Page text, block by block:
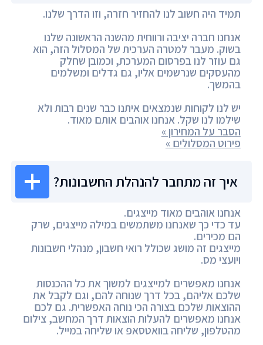
תמיד היה חשוב לנו להחזיר חזרה, וזו הדרך שלנו.
אנחנו חברה יציבה ורווחית מהשנה הראשונה שלנו
בשוק. מעבר למטרה הערכית של המסלול הזה, הוא
גם עוזר לנו בפרסום המערכת, וכמובן שחלק
מהעסקים שנרשמים אליו, גם גדלים ומשלמים
בהמשך.
יש לנו לקוחות שנמצאים איתנו כבר שנים רבות ולא
שילמו לנו שקל. אנחנו אוהבים אותם מאוד.
הסבר על המחירון »
פירוט המסלולים »
איך זה מתחבר להנהלת החשבונות?
אנחנו אוהבים מאוד מייצגים.
עד כדי כך שאנחנו משתמשים במילה מייצגים, שרק
הם מכירים.
מייצגים זה מושג שכולל רואי חשבון, מנהלי חשבונות
ויועצי מס.
אנחנו מאפשרים למייצגים למשוך את כל ההכנסות
שלכם אליהם, בכל דרך שנוחה להם, וגם לקבל את
ההוצאות שלכם בצורה הכי נוחה האפשרית. גם לכם
אנחנו מאפשרים להעלות הוצאות דרך המחשב, צילום
מהטלפון, שליחה בוואטסאפ או שליחה במייל.